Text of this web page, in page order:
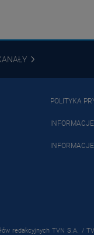
POLITYKA
redakcyjnych TVN S.A.